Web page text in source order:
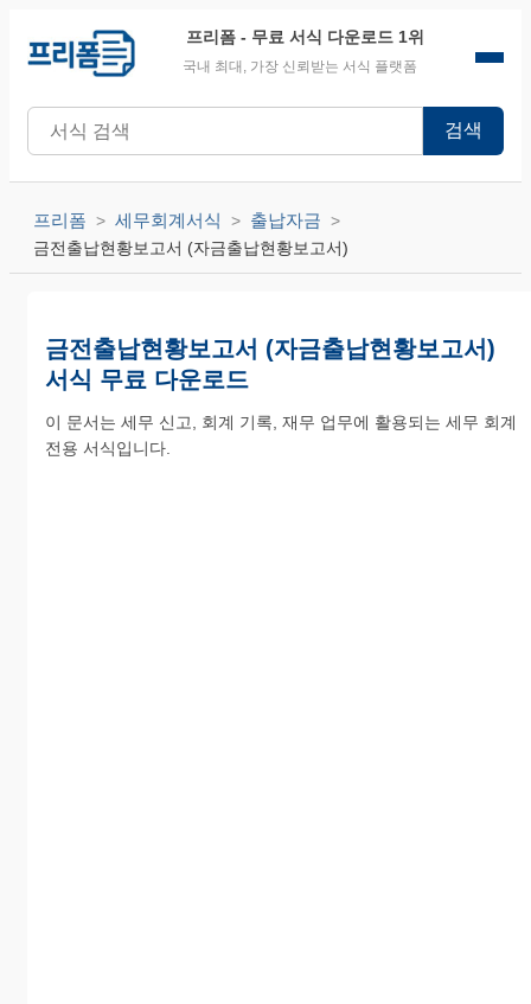
프리폼 - 무료 서식 다운로드 1위
국내 최대, 가장 신뢰받는 서식 플랫폼
검색
프리폼 세무회계서식 출납자금
금전출납현황보고서 (자금출납현황보고서)
금전출납현황보고서 (자금출납현황보고서)
서식 무료 다운로드
이 문서는 세무 신고, 회계 기록, 재무 업무에 활용되는 세무 회계
전용 서식입니다.